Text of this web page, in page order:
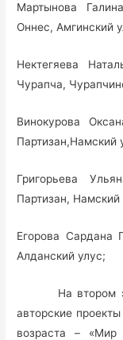
Мартынова
Оннес, Амгинский
Нектегяева
Чурапча,
Винокурова
Партизан,Намский
Григорьева
Партизан, Намский
Егорова Сардана
Алданский улус;
На втором
авторские
возраста – «Мир